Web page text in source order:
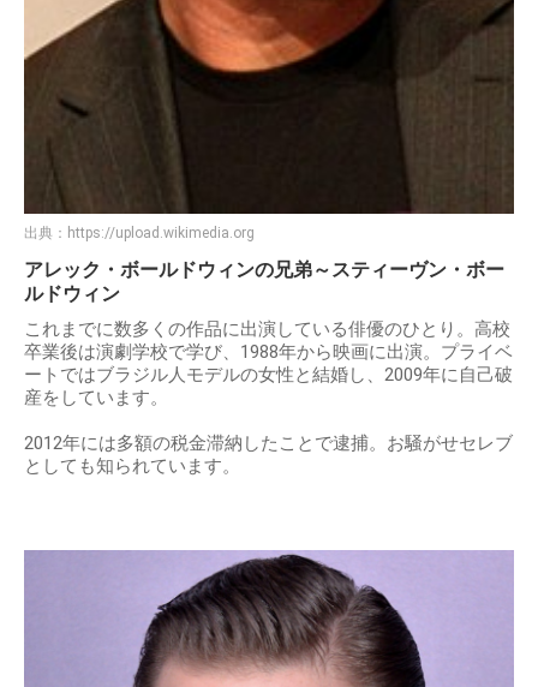
出典： https://upload.wikimedia.org
アレック・ボールドウィンの兄弟～スティーヴン・ボー
ルドウィン
これまでに数多くの作品に出演している俳優のひとり。高校
卒業後は演劇学校で学び、1988年から映画に出演。プライベ
ートではブラジル人モデルの女性と結婚し、2009年に自己破
産をしています。
2012年には多額の税金滞納したことで逮捕。お騒がせセレブ
としても知られています。